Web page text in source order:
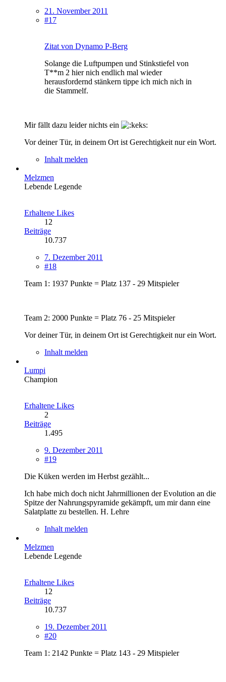
21. November 2011
#17
Zitat von Dynamo P-Berg
Solange die Luftpumpen und Stinkstiefel von
T**m 2 hier nich endlich mal wieder
herausfordernd stänkern tippe ich mich nich in
die Stammelf.
Mir fällt dazu leider nichts ein
Vor deiner Tür, in deinem Ort ist Gerechtigkeit nur ein Wort.
Inhalt melden
Melzmen
Lebende Legende
Erhaltene Likes
12
Beiträge
10.737
7. Dezember 2011
#18
Team 1: 1937 Punkte = Platz 137 - 29 Mitspieler
Team 2: 2000 Punkte = Platz 76 - 25 Mitspieler
Vor deiner Tür, in deinem Ort ist Gerechtigkeit nur ein Wort.
Inhalt melden
Lumpi
Champion
Erhaltene Likes
2
Beiträge
1.495
9. Dezember 2011
#19
Die Küken werden im Herbst gezählt...
Ich habe mich doch nicht Jahrmillionen der Evolution an die
Spitze der Nahrungspyramide gekämpft, um mir dann eine
Salatplatte zu bestellen. H. Lehre
Inhalt melden
Melzmen
Lebende Legende
Erhaltene Likes
12
Beiträge
10.737
19. Dezember 2011
#20
Team 1: 2142 Punkte = Platz 143 - 29 Mitspieler